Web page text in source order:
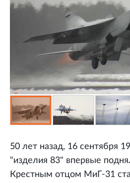
50 лет назад, 16 сентября
"изделия 83" впервые
Крестным отцом МиГ-31